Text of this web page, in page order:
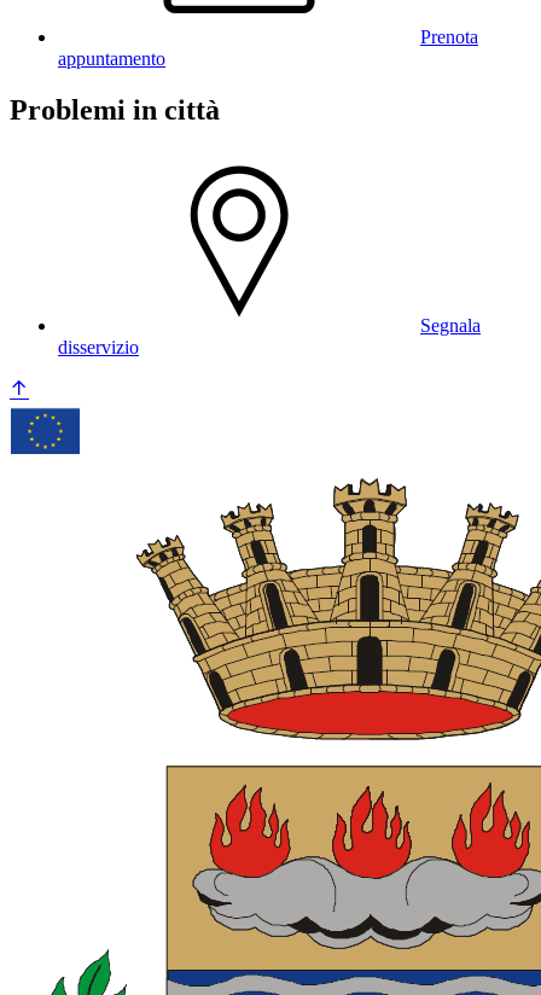
Prenota
appuntamento
Problemi in città
Segnala
disservizio